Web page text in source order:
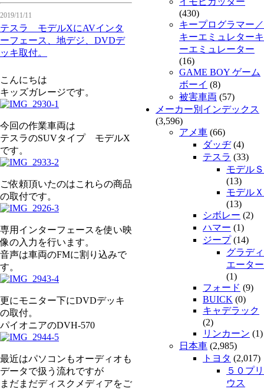
2019/11/11
テスラ モデルXにAVインタ
ーフェース、地デジ、DVDデ
ッキ取付。
こんにちは
キッズガレージです。
今回の作業車両は
テスラのSUVタイプ モデルX
です。
ご依頼頂いたのはこれらの商品
の取付です。
専用インターフェースを使い映
像の入力を行います。
音声は車両のFMに割り込みで
す。
更にモニター下にDVDデッキ
の取付。
パイオニアのDVH-570
最近はパソコンもオーディオも
データで扱う流れですが
まだまだディスクメディアをご
(430)
キープログラマー／
キーエミュレターキ
ーエミュレーター
(16)
GAME BOY ゲーム
ボーイ (8)
被害車両 (57)
メーカー別インデックス
(3,596)
アメ車 (66)
ダッヂ(4)
テスラ (33)
モデルＳ
(13)
モデルＸ
(13)
シボレー (2)
ハマー (1)
ジープ(14)
グラディ
エーター
(1)
フォード (9)
BUICK (0)
キャデラック
(2)
リンカーン (1)
日本車 (2,985)
トヨタ (2,017)
５０プリ
ウス